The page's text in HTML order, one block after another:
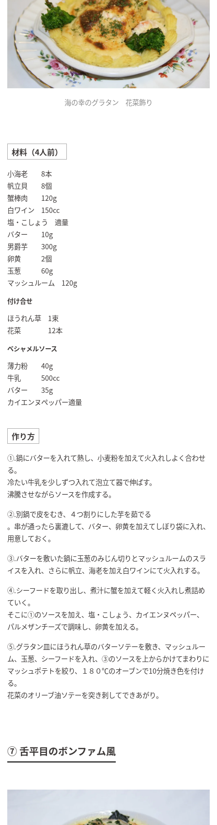
海の幸のグラタン 花菜飾り
材料（4人前）
小海老 8本
帆立貝 8個
蟹棒肉 120g
白ワイン 150cc
塩・こしょう 適量
バター 10g
男爵芋 300g
卵黄 2個
玉葱 60g
マッシュルーム 120g
付け合せ
ほうれん草 1束
花菜 12本
ベシャメルソース
薄力粉 40g
牛乳 500cc
バター 35g
カイエンヌペッパー適量
作り方
①.鍋にバターを入れて熱し、小麦粉を加えて火入れしよく合わせ
る。
冷たい牛乳を少しずつ入れて泡立て器で伸ばす。
沸騰させながらソースを作成する。
②.別鍋で皮をむき、４つ割りにした芋を茹でる
。串が通ったら裏漉して、バター、卵黄を加えてしぼり袋に入れ、
用意しておく。
③.バターを敷いた鍋に玉葱のみじん切りとマッシュルームのスラ
イスを入れ、さらに帆立、海老を加え白ワインにて火入れする。
④.シーフードを取り出し、煮汁に蟹を加えて軽く火入れし煮詰め
ていく。
そこに①のソースを加え、塩・こしょう、カイエンヌペッパー、
パルメザンチーズで調味し、卵黄を加える。
⑤.グラタン皿にほうれん草のバターソテーを敷き、マッシュルー
ム、玉葱、シーフードを入れ、③のソースを上からかけてまわりに
マッシュポテトを絞り、１８０℃のオーブンで10分焼き色を付け
る。
花菜のオリーブ油ソテーを突き刺してできあがり。
⑦ 舌平目のボンファム風